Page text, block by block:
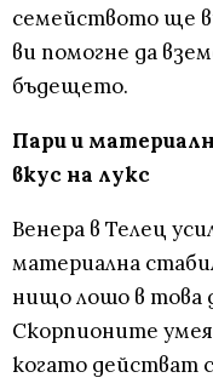
семейството ще
ви помогне да
бъдещето.
Пари и
вкус на лукс
Венера в Телец
материална
нищо лошо в това
Скорпионите
когато действат